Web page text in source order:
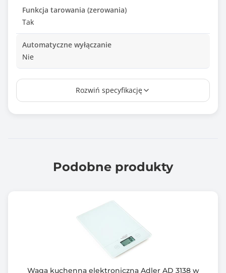
Funkcja tarowania (zerowania)
Tak
Automatyczne wyłączanie
Nie
Wskaźnik przeciążenia
Obliczanie objętości wody
Wskaźnik niskiego poziomu baterii
Inne cechy szczególne wagi kuchennej
Cztery jednostki pomiaru: g / lb / oz / kg
Rozwiń specyfikację
Podobne produkty
Waga kuchenna elektroniczna Adler AD 3138 w